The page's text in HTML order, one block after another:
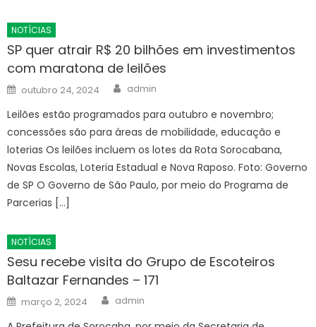
NOTÍCIAS
SP quer atrair R$ 20 bilhões em investimentos
com maratona de leilões
Posted
on
outubro 24, 2024 Author
admin
Leilões estão programados para outubro e novembro;
concessões são para áreas de mobilidade, educação e
loterias Os leilões incluem os lotes da Rota Sorocabana,
Novas Escolas, Loteria Estadual e Nova Raposo. Foto: Governo
de SP O Governo de São Paulo, por meio do Programa de
Parcerias […]
NOTÍCIAS
Sesu recebe visita do Grupo de Escoteiros
Baltazar Fernandes – 171
Posted
on
março 2, 2024 Author
admin